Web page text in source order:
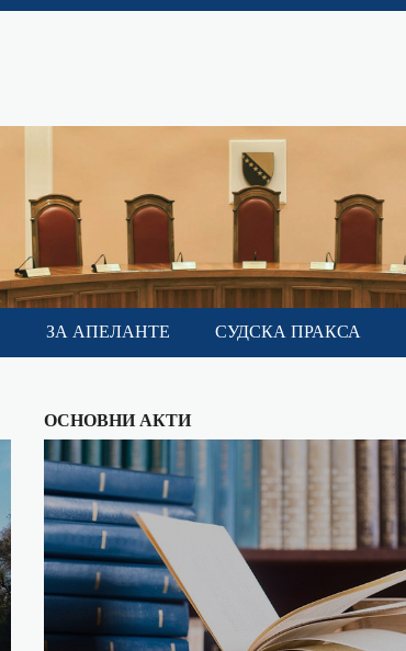
ЗА АПЕЛАНТЕ СУДСКА ПРАКСА
ОСНОВНИ АКТИ